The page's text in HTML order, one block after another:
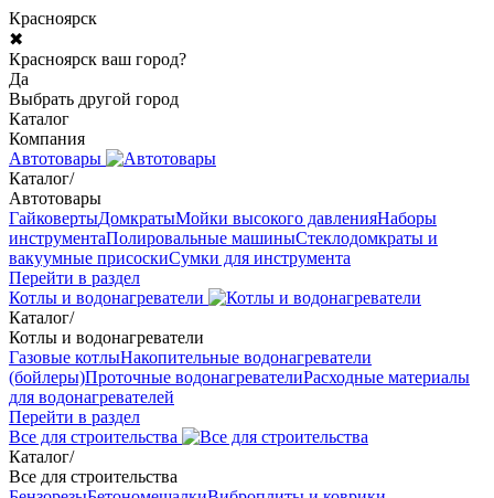
Красноярск
✖
Красноярск ваш город?
Да
Выбрать другой город
Каталог
Компания
Автотовары
Каталог/
Автотовары
ГайковертыДомкратыМойки высокого давленияНаборы
инструментаПолировальные машиныСтеклодомкраты и
вакуумные присоскиСумки для инструмента
Перейти в раздел
Котлы и водонагреватели
Каталог/
Котлы и водонагреватели
Газовые котлыНакопительные водонагреватели
(бойлеры)Проточные водонагревателиРасходные материалы
для водонагревателей
Перейти в раздел
Все для строительства
Каталог/
Все для строительства